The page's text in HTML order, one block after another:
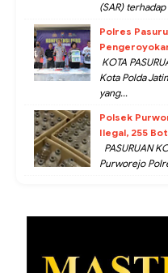
(SAR)
Polres
KOTA
Kota Polda
yang...
Polsek
Ilegal, 255
PASURUAN
Purworejo